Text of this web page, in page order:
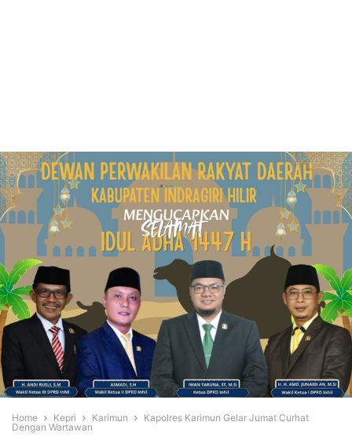
Home Kepri Karimun
Kapolres Karimun Gelar Jumat Curhat
Dengan Wartawan